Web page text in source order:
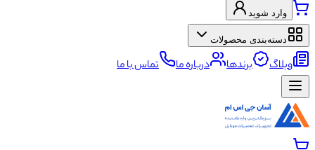
وارد شوید
دسته‌بندی محصولات
وبلاگ برندها درباره ما تماس با ما